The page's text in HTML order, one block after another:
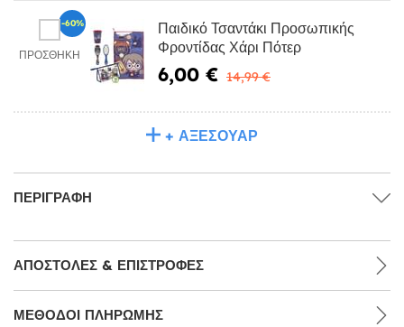
ΠΡΟΣΘΉΚΗ
Παιδικό Τσαντάκι Προσωπικής
Φροντίδας Χάρι Πότερ
6,00 € 14,99 €
-60%
+ ΑΞΕΣΟΥΆΡ
ΠΕΡΙΓΡΑΦΉ
ΑΠΟΣΤΟΛΈΣ & ΕΠΙΣΤΡΟΦΈΣ
ΜΕΘΌΔΟΙ ΠΛΗΡΩΜΉΣ